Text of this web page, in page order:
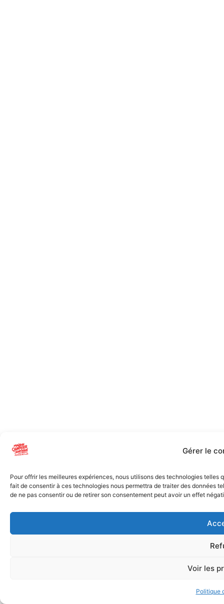
Gérer le
Pour offrir les meilleures expériences, nous utilisons des technologies
fait de consentir à ces technologies nous permettra de traiter des données
de ne pas consentir ou de retirer son consentement peut avoir un effet
Voir les
Politique